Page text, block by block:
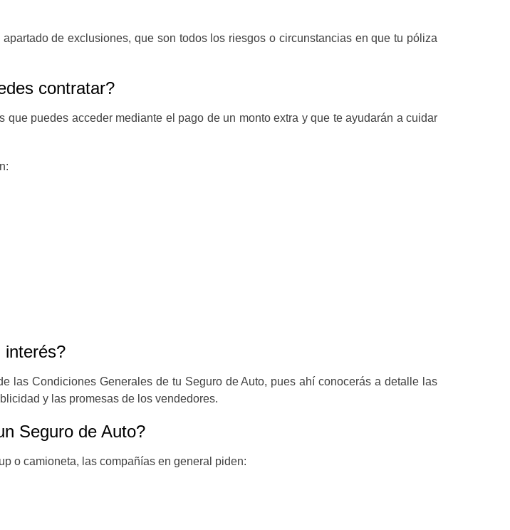
de exclusiones, que son todos los riesgos o circunstancias en que tu póliza
contratar?
puedes acceder mediante el pago de un monto extra y que te ayudarán a cuidar
interés?
las Condiciones Generales de tu Seguro de Auto, pues ahí conocerás a detalle las
y las promesas de los vendedores.
Seguro de Auto?
o camioneta, las compañías en general piden: